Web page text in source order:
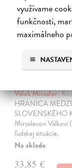
využívame
funkčnosti,
maximálneho
Válek Miroslav|
HRANICA
SLOVENSKÉHO
Miroslavovi Válkovi
ľudskej situácie.
Na sklade
33,85 €